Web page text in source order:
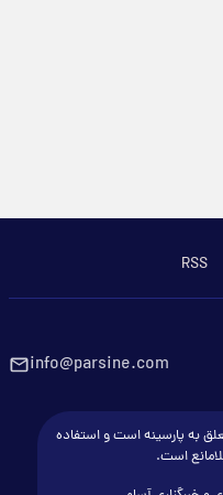
RSS
info@parsine.com
به پارسینه است و استفاده
است.